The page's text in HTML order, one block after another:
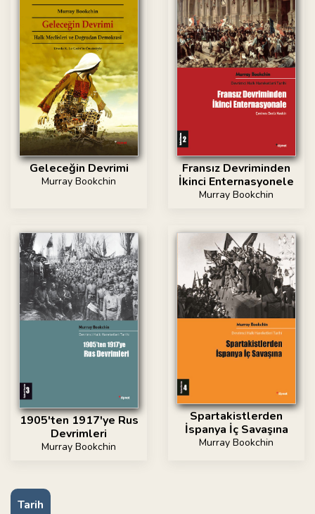
Geleceğin Devrimi
Murray Bookchin
Fransız Devriminden
İkinci Enternasyonele
Murray Bookchin
1905'ten 1917'ye Rus
Devrimleri
Murray Bookchin
Spartakistlerden
İspanya İç Savaşına
Murray Bookchin
Tarih